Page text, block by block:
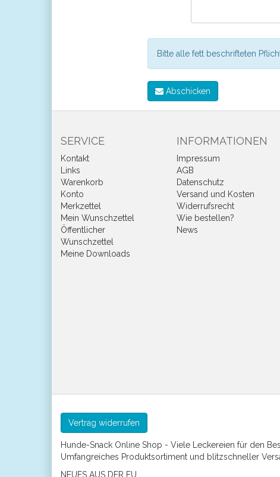
Bitte alle fett beschrifteten
Abschicken
SERVICE
Kontakt
Links
Warenkorb
Konto
Merkzettel
Mein Wunschzettel
Öffentlicher
Wunschzettel
Meine Downloads
INFORMATIONEN
Impressum
AGB
Datenschutz
Versand und Kosten
Widerrufsrecht
Wie bestellen?
News
Vertrag widerrufen
Hunde-Snack Online Shop - Viele Leckereien für den
Umfangreiches Produktsortiment und blitzschneller
NEUES AUS DER EU